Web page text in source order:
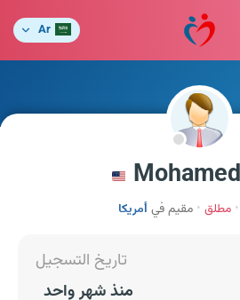
Ar
مطلق مقيم في أمريكا
تاريخ التسجيل
منذ شهر واحد